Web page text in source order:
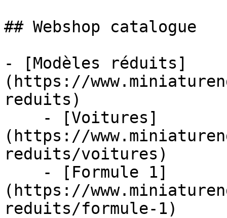
## Webshop catalogue
- [Modèles réduits]
(https://
reduits)
(https://
reduits/voitures)
(https://
reduits/formule-1)